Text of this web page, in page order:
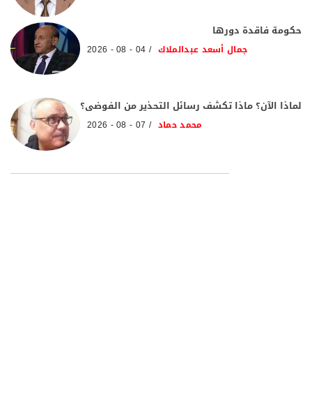
حكومة فاقدة دورها
جمال أسعد عبدالملاك 04 - 08 - 2026
لماذا الآن؟ ماذا تكشف رسائل التحذير من الفوضى؟
محمد حماد 07 - 08 - 2026